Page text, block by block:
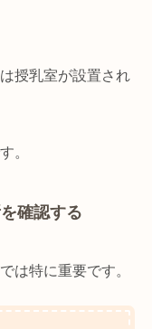
授乳室が設置され
。
確認する
は特に重要です。